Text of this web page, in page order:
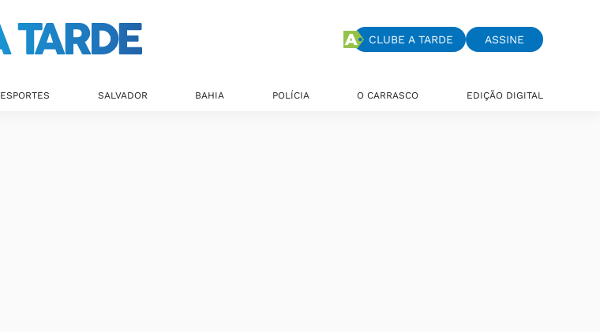
CLUBE A TARDE ASSINE
ESPORTES SALVADOR BAHIA POLÍCIA O CARRASCO EDIÇÃO DIGITAL